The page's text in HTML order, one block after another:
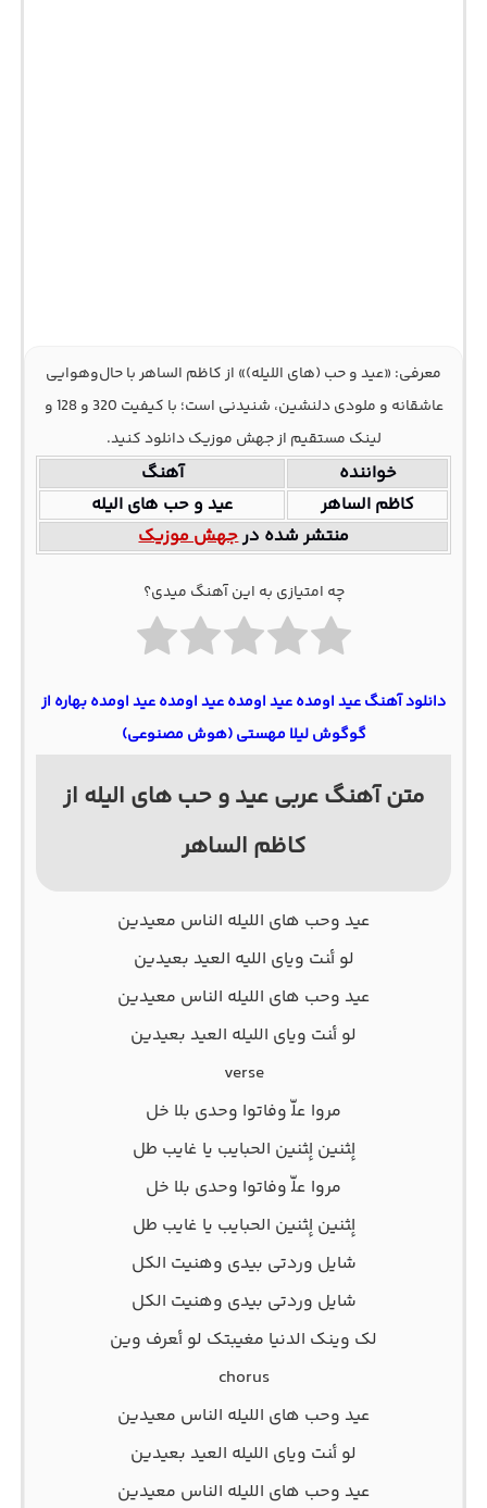
معرفی: «عید و حب (های اللیله)» از کاظم الساهر با حال‌وهوایی
عاشقانه و ملودی دلنشین، شنیدنی است؛ با کیفیت 320 و 128 و
لینک مستقیم از جهش موزیک دانلود کنید.
خواننده
آهنگ
کاظم الساهر
عید و حب های الیله
منتشر شده درجهش موزیک
چه امتیازی به این آهنگ میدی؟
دانلود آهنگ عید اومده عید اومده عید اومده عید اومده بهاره از
گوگوش لیلا مهستی (هوش مصنوعی)
متن آهنگ عربی عید و حب های الیله از
کاظم الساهر
ﻋﻴﺪ وﺣﺐ ﻫﺎی اﻟﻠﻴﻠﻪ اﻟﻨﺎس ﻣﻌﻴﺪﻳﻦ
ﻟﻮ أﻨﺖ وﻳﺎی اﻟﻠﻴﻪ اﻟﻌﻴﺪ ﺑﻌﻴﺪﻳﻦ
ﻋﻴﺪ وﺣﺐ ﻫﺎی اﻟﻠﻴﻠﻪ اﻟﻨﺎس ﻣﻌﻴﺪﻳﻦ
ﻟﻮ أﻨﺖ وﻳﺎی اﻟﻠﻴﻠﻪ اﻟﻌﻴﺪ ﺑﻌﻴﺪﻳﻦ
verse
ﻣﺮوا ﻋﻠّ وﻓﺎﺗﻮا وﺣﺪی ﺑﻠﺎ ﺧﻞ
إﺜﻨﻴﻦ إﺜﻨﻴﻦ اﻟﺤﺒﺎﻳﺐ ﻳﺎ ﻏﺎﻳﺐ ﻃﻞ
ﻣﺮوا ﻋﻠّ وﻓﺎﺗﻮا وﺣﺪی ﺑﻠﺎ ﺧﻞ
إﺜﻨﻴﻦ إﺜﻨﻴﻦ اﻟﺤﺒﺎﻳﺐ ﻳﺎ ﻏﺎﻳﺐ ﻃﻞ
ﺷﺎﻳﻞ وردﺗﻰ ﺑﻴﺪی وﻫﻨﻴﺖ اﻟﻜﻞ
ﺷﺎﻳﻞ وردﺗﻰ ﺑﻴﺪی وﻫﻨﻴﺖ اﻟﻜﻞ
ﻟﮏ وﻳﻨﮏ اﻟﺪﻧﻴﺎ ﻣﻐﻴﺒﺘﮏ ﻟﻮ أﻌﺮف وﻳﻦ
chorus
ﻋﻴﺪ وﺣﺐ ﻫﺎی اﻟﻠﻴﻠﻪ اﻟﻨﺎس ﻣﻌﻴﺪﻳﻦ
ﻟﻮ أﻨﺖ وﻳﺎی اﻟﻠﻴﻠﻪ اﻟﻌﻴﺪ ﺑﻌﻴﺪﻳﻦ
ﻋﻴﺪ وﺣﺐ ﻫﺎی اﻟﻠﻴﻠﻪ اﻟﻨﺎس ﻣﻌﻴﺪﻳﻦ